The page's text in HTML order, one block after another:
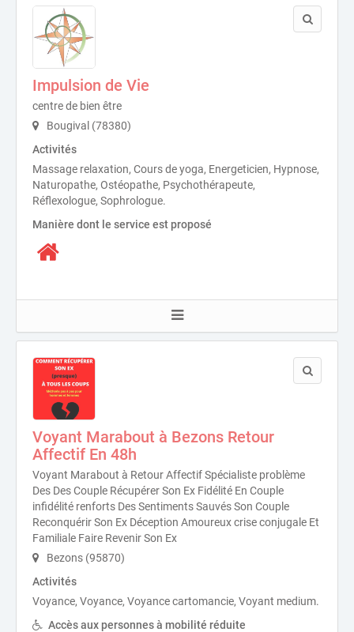
Impulsion de Vie
centre de bien être
Bougival (78380)
Activités
Massage relaxation, Cours de yoga, Energeticien, Hypnose,
Naturopathe, Ostéopathe, Psychothérapeute,
Réflexologue, Sophrologue.
Manière dont le service est proposé
Voyant Marabout à Bezons Retour
Affectif En 48h
Voyant Marabout à Retour Affectif Spécialiste problème
Des Des Couple Récupérer Son Ex Fidélité En Couple
infidélité renforts Des Sentiments Sauvés Son Couple
Reconquérir Son Ex Déception Amoureux crise conjugale Et
Familiale Faire Revenir Son Ex
Bezons (95870)
Activités
Voyance, Voyance, Voyance cartomancie, Voyant medium.
Accès aux personnes à mobilité réduite